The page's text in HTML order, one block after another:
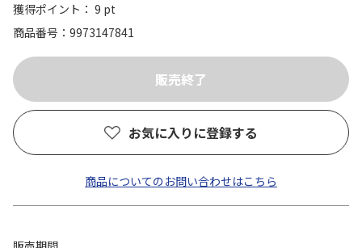
獲得ポイント： 9 pt
商品番号
9973147841
お気に入りに登録する
商品についてのお問い合わせはこちら